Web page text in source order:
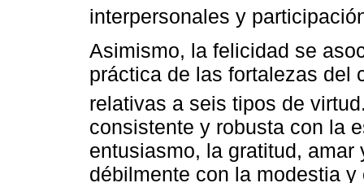
interpersonales y
Asimismo, la felicidad se
práctica de las fortalezas del
relativas a seis tipos de
consistente y robusta con la
entusiasmo, la gratitud,
débilmente con la modestia